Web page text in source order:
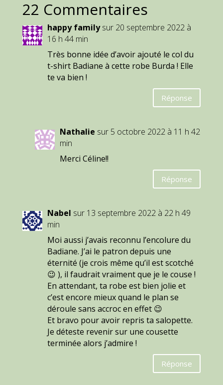
22 Commentaires
happy family sur 20 septembre 2022 à
16 h 44 min
Très bonne idée d’avoir ajouté le col du
t-shirt Badiane à cette robe Burda ! Elle
te va bien !
Réponse
Nathalie sur 5 octobre 2022 à 11 h 42
min
Merci Céline!!
Réponse
Nabel sur 13 septembre 2022 à 22 h 49
min
Moi aussi j’avais reconnu l’encolure du
Badiane. J’ai le patron depuis une
éternité (je crois même qu’il est scotché
😉 ), il faudrait vraiment que je le couse !
En attendant, ta robe est bien jolie et
c’est encore mieux quand le plan se
déroule sans accroc en effet 😉
Et bravo pour avoir repris ta salopette.
Je déteste revenir sur une cousette
terminée alors j’admire !
Réponse